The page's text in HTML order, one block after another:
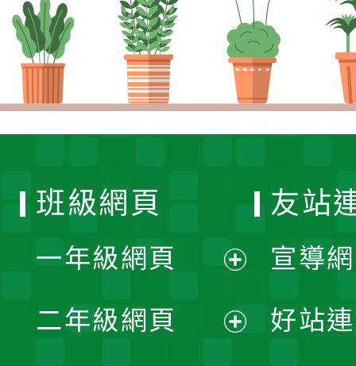
班級網頁
一年級網頁
開
二年級網頁
友站
宣導
好站